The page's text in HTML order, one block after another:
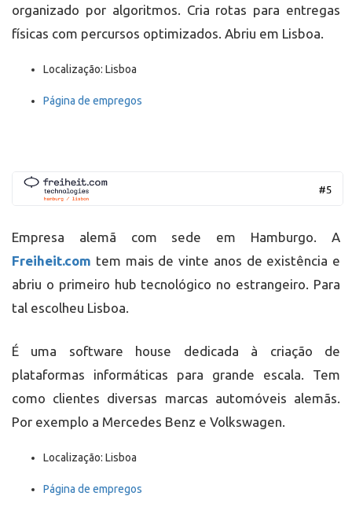
organizado por algoritmos. Cria rotas para entregas
físicas com percursos optimizados. Abriu em Lisboa.
Localização: Lisboa
Página de empregos
Empresa alemã com sede em Hamburgo. A
Freiheit.com tem mais de vinte anos de existência e
abriu o primeiro hub tecnológico no estrangeiro. Para
tal escolheu Lisboa.
É uma software house dedicada à criação de
plataformas informáticas para grande escala. Tem
como clientes diversas marcas automóveis alemãs.
Por exemplo a Mercedes Benz e Volkswagen.
Localização: Lisboa
Página de empregos